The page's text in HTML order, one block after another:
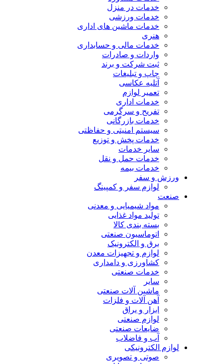
خدمات در منزل
خدمات ورزشی
خدمات ماشین های اداری
هنری
خدمات مالی و حسابداری
واردات و صادرات
ثبت شرکت و برند
چاپ و تبلیغات
آتلیه عکاسی
تعمیر لوازم
خدمات اداری
تفریح و سرگرمی
خدمات بازرگانی
سیستم امنیتی و حفاظتی
خدمات پخش و توزیع
سایر خدمات
خدمات حمل و نقل
خدمات بیمه
ورزش و سفر
لوازم سفر و کمپینگ
صنعت
مواد شیمیایی و معدنی
تولید مواد غذایی
بسته بندی کالا
اتوماسیون صنعتی
برق و الکترونیک
لوازم و تجهیزات معدن
کشاورزی و دامداری
خدمات صنعتی
سایر
ماشین آلات صنعتی
آهن آلات و فلزات
ابزار و یراق
لوازم صنعتی
ضایعات صنعتی
آب و فاضلاب
لوازم الکترونیکی
صوتی و تصویری